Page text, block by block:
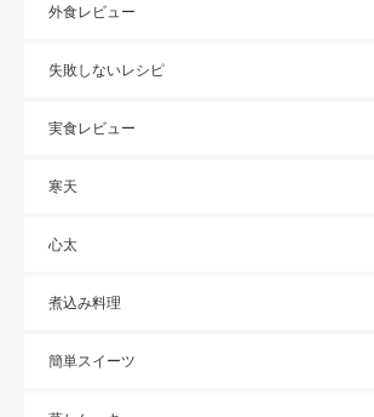
外食レビュー
失敗しないレシピ
実食レビュー
寒天
心太
煮込み料理
簡単スイーツ